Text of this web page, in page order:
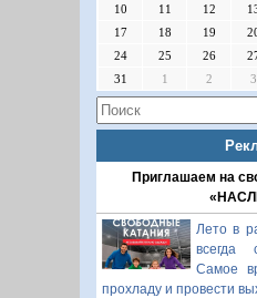
10
11 12
17
18 19
24
25 26
31
1 2 3
Приглашаем на
Лето в
всегда
Самое
прохладу и провести